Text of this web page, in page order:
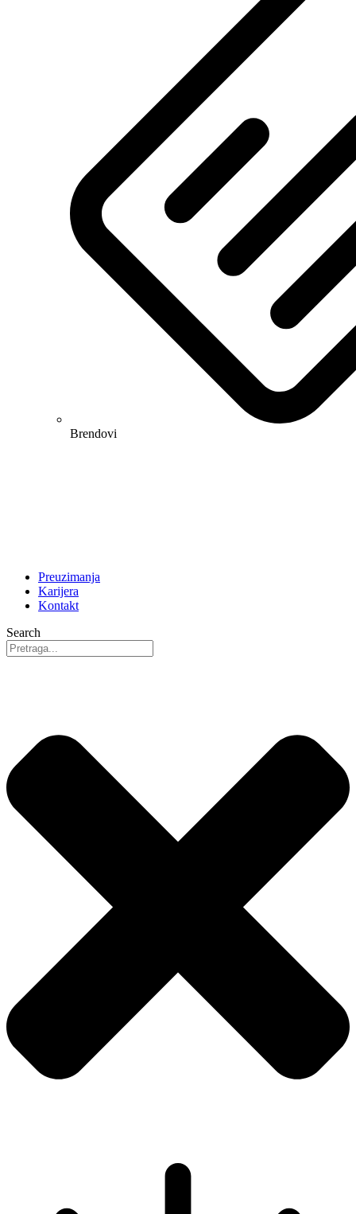
Brendovi
Preuzimanja
Karijera
Kontakt
Search